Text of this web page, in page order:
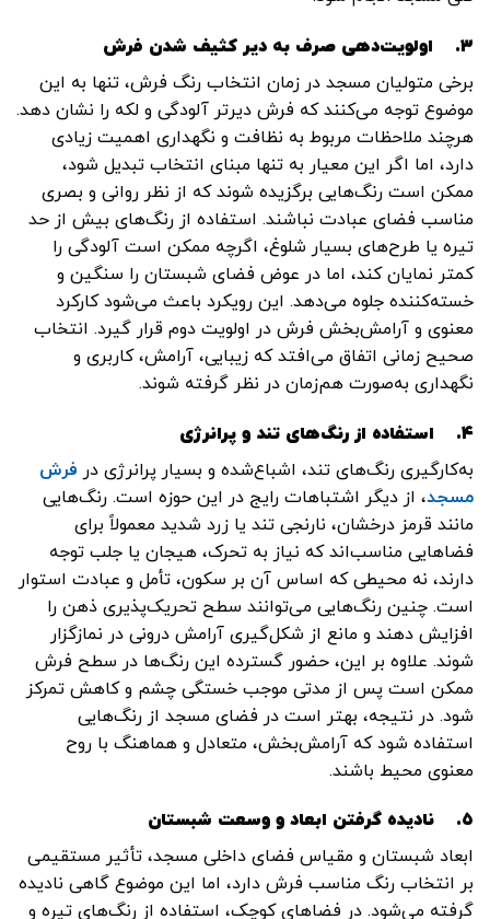
۳.
اولویت‌دهی صرف به دیر کثیف شدن فرش
برخی متولیان مسجد در زمان انتخاب رنگ فرش، تنها به این
موضوع توجه می‌کنند که فرش دیرتر آلودگی و لکه را نشان دهد.
هرچند ملاحظات مربوط به نظافت و نگهداری اهمیت زیادی
دارد، اما اگر این معیار به تنها مبنای انتخاب تبدیل شود،
ممکن است رنگ‌هایی برگزیده شوند که از نظر روانی و بصری
مناسب فضای عبادت نباشند. استفاده از رنگ‌های بیش از حد
تیره یا طرح‌های بسیار شلوغ، اگرچه ممکن است آلودگی را
کمتر نمایان کند، اما در عوض فضای شبستان را سنگین و
خسته‌کننده جلوه می‌دهد. این رویکرد باعث می‌شود کارکرد
معنوی و آرامش‌بخش فرش در اولویت دوم قرار گیرد. انتخاب
صحیح زمانی اتفاق می‌افتد که زیبایی، آرامش، کاربری و
نگهداری به‌صورت هم‌زمان در نظر گرفته شوند.
۴.
استفاده از رنگ‌های تند و پرانرژی
به‌کارگیری رنگ‌های تند، اشباع‌شده و بسیار پرانرژی در فرش
مسجد، از دیگر اشتباهات رایج در این حوزه است. رنگ‌هایی
مانند قرمز درخشان، نارنجی تند یا زرد شدید معمولاً برای
فضاهایی مناسب‌اند که نیاز به تحرک، هیجان یا جلب توجه
دارند، نه محیطی که اساس آن بر سکون، تأمل و عبادت استوار
است. چنین رنگ‌هایی می‌توانند سطح تحریک‌پذیری ذهن را
افزایش دهند و مانع از شکل‌گیری آرامش درونی در نمازگزار
شوند. علاوه بر این، حضور گسترده این رنگ‌ها در سطح فرش
ممکن است پس از مدتی موجب خستگی چشم و کاهش تمرکز
شود. در نتیجه، بهتر است در فضای مسجد از رنگ‌هایی
استفاده شود که آرامش‌بخش، متعادل و هماهنگ با روح
معنوی محیط باشند.
۵.
نادیده گرفتن ابعاد و وسعت شبستان
ابعاد شبستان و مقیاس فضای داخلی مسجد، تأثیر مستقیمی
بر انتخاب رنگ مناسب فرش دارد، اما این موضوع گاهی نادیده
گرفته می‌شود. در فضاهای کوچک، استفاده از رنگ‌های تیره و